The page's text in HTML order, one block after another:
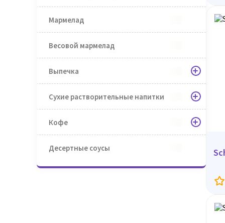
Мармелад
Весовой мармелад
Выпечка
Сухие растворительные напитки
Кофе
Десертные соусы